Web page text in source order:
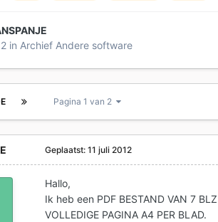
in Archief Andere software
Pagina 1 van 2
Geplaatst:11 juli 2012
Hallo,
Ik heb een PDF BESTAND VAN 7
VOLLEDIGE PAGINA A4 PER BLAD.